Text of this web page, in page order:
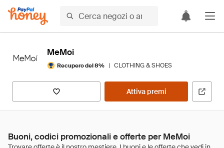
MeMoi
Recupero del 8% | CLOTHING & SHOES
Attiva premi
Buoni, codici promozionali e offerte per MeMoi